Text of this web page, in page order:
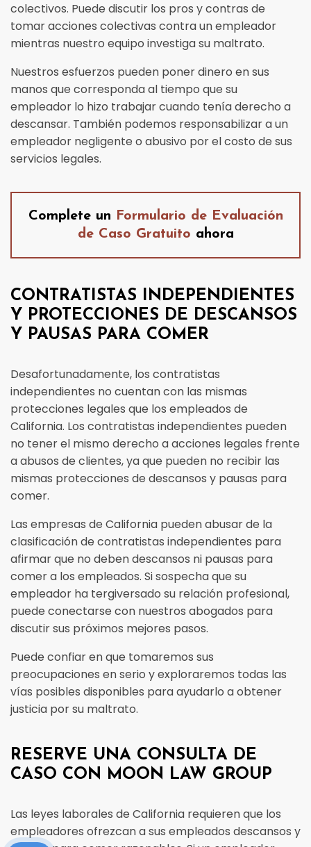
colectivos. Puede discutir los pros y contras de
tomar acciones colectivas contra un empleador
mientras nuestro equipo investiga su maltrato.
Nuestros esfuerzos pueden poner dinero en sus
manos que corresponda al tiempo que su
empleador lo hizo trabajar cuando tenía derecho a
descansar. También podemos responsabilizar a un
empleador negligente o abusivo por el costo de sus
servicios legales.
Complete un Formulario de Evaluación
de Caso Gratuito ahora
CONTRATISTAS INDEPENDIENTES
Y PROTECCIONES DE DESCANSOS
Y PAUSAS PARA COMER
Desafortunadamente, los contratistas
independientes no cuentan con las mismas
protecciones legales que los empleados de
California. Los contratistas independientes pueden
no tener el mismo derecho a acciones legales frente
a abusos de clientes, ya que pueden no recibir las
mismas protecciones de descansos y pausas para
comer.
Las empresas de California pueden abusar de la
clasificación de contratistas independientes para
afirmar que no deben descansos ni pausas para
comer a los empleados. Si sospecha que su
empleador ha tergiversado su relación profesional,
puede conectarse con nuestros abogados para
discutir sus próximos mejores pasos.
Puede confiar en que tomaremos sus
preocupaciones en serio y exploraremos todas las
vías posibles disponibles para ayudarlo a obtener
justicia por su maltrato.
RESERVE UNA CONSULTA DE
CASO CON MOON LAW GROUP
Las leyes laborales de California requieren que los
empleadores ofrezcan a sus empleados descansos y